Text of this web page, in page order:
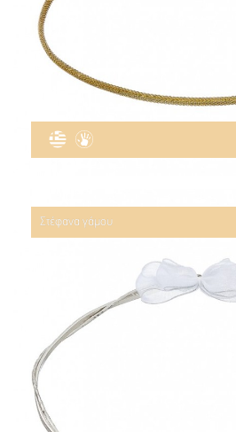
Στέφανα γάμου